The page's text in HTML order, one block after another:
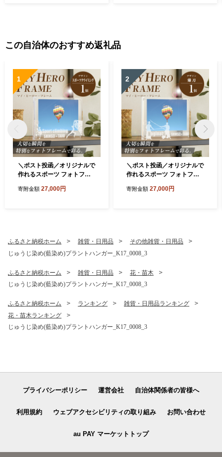
この自治体のおすすめ返礼品
1
＼ポスト投函／オリジナルで
作れるスポーツ フォトフレ
グ】 K45_0014
寄附金額 27,000円
2
＼ポスト投函／オリジナルで
作れるスポーツ フォトフレ
3
寄附金額 27,000円
ふるさと納税ホーム 雑貨・日用品
その他雑貨・日用品
じゅうじ染め(藍染め)プラントハンガー_K17_0008_3
ふるさと納税ホーム 雑貨・日用品
花・苗木
じゅうじ染め(藍染め)プラントハンガー_K17_0008_3
ふるさと納税ホーム ランキング
雑貨・日用品ランキング
花・苗木ランキング
じゅうじ染め(藍染め)プラントハンガー_K17_0008_3
プライバシーポリシー 運営会社 自治体関係者の皆様へ
利用規約 ウェブアクセシビリティの取り組み お問い合わせ
au PAY マーケットトップ